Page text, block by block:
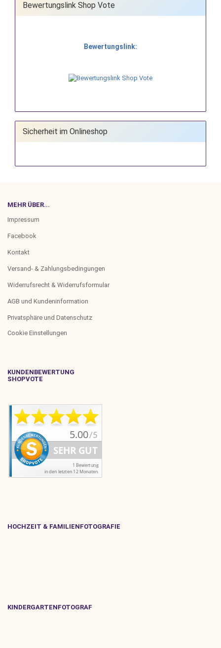
Bewertungslink Shop Vote
Bewertungslink:
Sicherheit im Onlineshop
MEHR ÜBER...
Impressum
Facebook
Kontakt
Versand- & Zahlungsbedingungen
Widerrufsrecht & Widerrufsformular
AGB und Kundeninformation
Privatsphäre und Datenschutz
Cookie Einstellungen
KUNDENBEWERTUNG
SHOPVOTE
HOCHZEIT & FAMILIENFOTOGRAFIE
KINDERGARTENFOTOGRAF